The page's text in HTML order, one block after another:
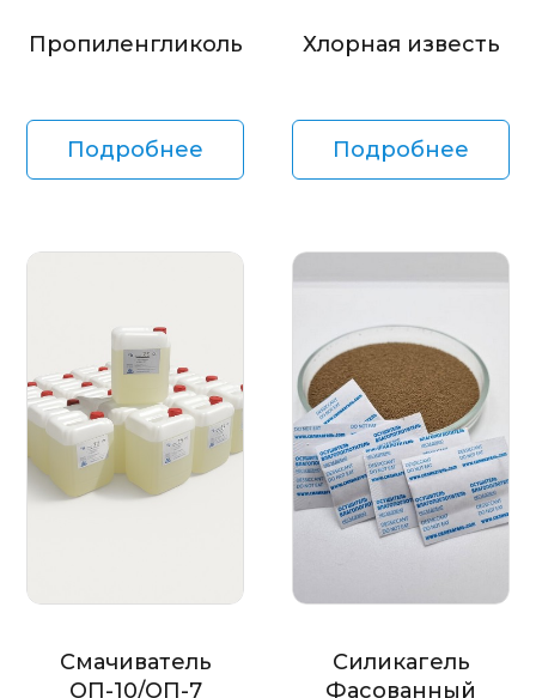
Пропиленгликоль
Подробнее
Хлорная известь
Подробнее
Смачиватель
ОП-10/ОП-7
Силикагель
Фасованный